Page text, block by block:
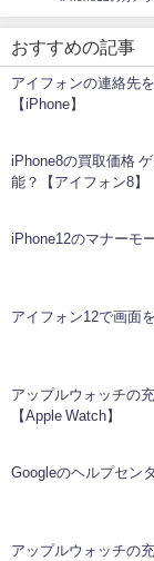
おすすめの記事
アイフォンの連絡先
【iPhone】
iPhone8の買取価格
能？【アイフォン8】
iPhone12のマナーモ
アイフォン12で画面
アップルウォッチの
【Apple Watch】
Googleのヘルプセン
アップルウォッチの